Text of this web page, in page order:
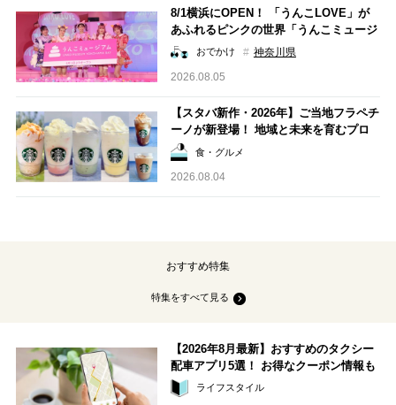
8/1横浜にOPEN！ 「うんこLOVE」が
あふれるピンクの世界「うんこミュージ
アム YOKOHAMA BAY」【#編集部のお
でかけキロク】
おでかけ
神奈川県
2026.08.05
【スタバ新作・2026年】ご当地フラペチ
ーノが新登場！ 地域と未来を育むプロ
ジェクト「STARBUCKS JIMOTO PRO
GRAM」が青森・群馬・沖縄で始動。6
種類を飲んで実食レポート
食・グルメ
2026.08.04
おすすめ特集
特集をすべて見る
【2026年8月最新】おすすめのタクシー
配車アプリ5選！ お得なクーポン情報も
ライフスタイル